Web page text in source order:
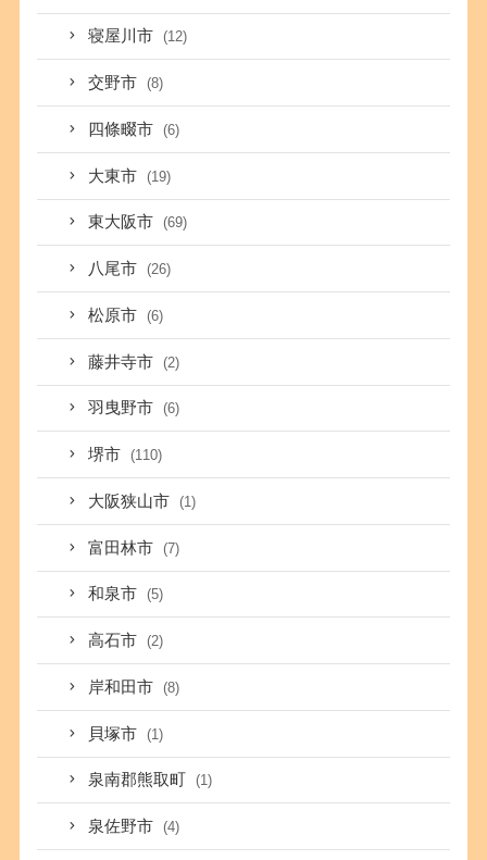
寝屋川市 (12)
交野市 (8)
四條畷市 (6)
大東市 (19)
東大阪市 (69)
八尾市 (26)
松原市 (6)
藤井寺市 (2)
羽曳野市 (6)
堺市 (110)
大阪狭山市 (1)
富田林市 (7)
和泉市 (5)
高石市 (2)
岸和田市 (8)
貝塚市 (1)
泉南郡熊取町 (1)
泉佐野市 (4)